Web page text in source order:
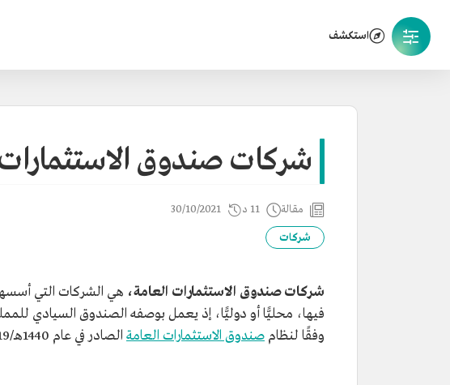
استكشف
شركات صندوق
مقالة 11 د 30/10/2021
شركات
شركات صندوق الاستثمارات العامة، هي الشركات التي
فيها، محليًّا أو دوليًّا، إذ يعمل بوصفه الصندوق السيادي
وفقًا لنظام صندوق الاستثمارات العامة الصادر في عام 1440هـ/2019م بمرسوم ملكي وقرار مجلس الوزراء.